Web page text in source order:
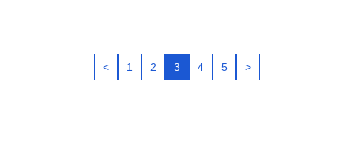
< 1 2 3 4 5 >